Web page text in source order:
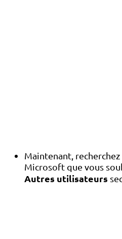
Maintenant,
Microsoft que vous
Autres utilisateurs